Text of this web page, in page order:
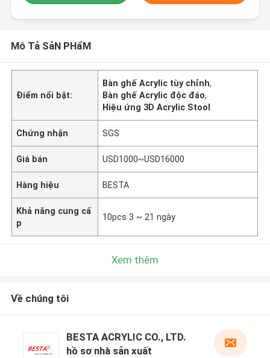
Mô Tả SảN PHẩM
Điểm nổi bật:
Bàn ghế Acrylic tùy chỉnh,
Bàn ghế Acrylic độc đáo,
Hiệu ứng 3D Acrylic Stool
Chứng nhận SGS
Giá bán USD1000~USD16000
Hàng hiệu BESTA
Khả năng cung cấ
p
10pcs 3 ~ 21 ngày
Xem thêm
Về chúng tôi
BESTA ACRYLIC CO., LTD.
hồ sơ nhà sản xuất